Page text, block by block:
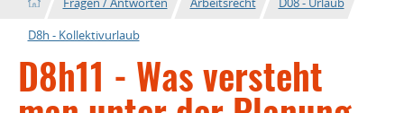
D8h - Kollektivurlaub
D8h11 - Was versteht